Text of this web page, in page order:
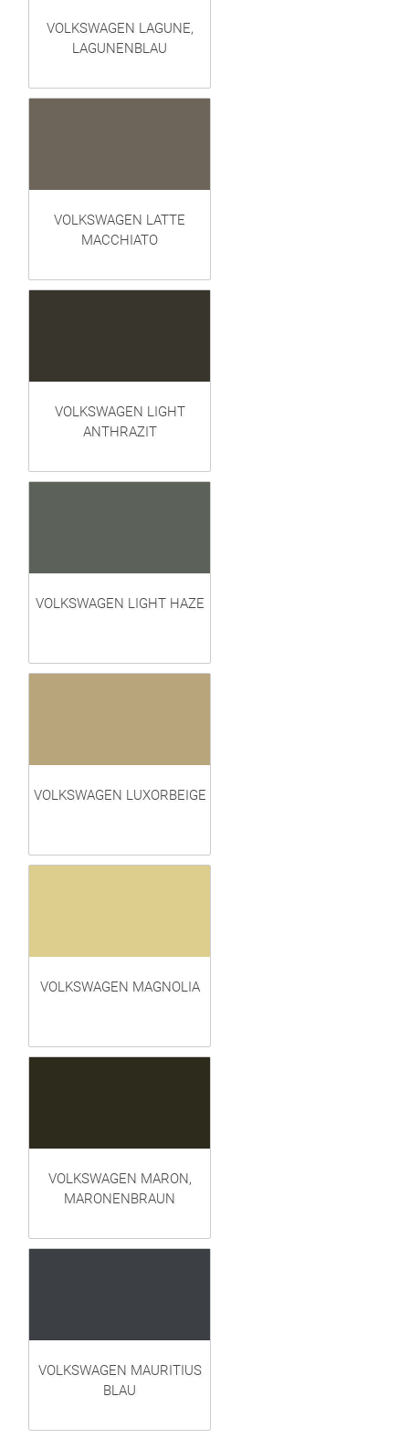
VOLKSWAGEN LAGUNE,
LAGUNENBLAU
VOLKSWAGEN LATTE
MACCHIATO
VOLKSWAGEN LIGHT
ANTHRAZIT
VOLKSWAGEN LIGHT HAZE
VOLKSWAGEN LUXORBEIGE
VOLKSWAGEN MAGNOLIA
VOLKSWAGEN MARON,
MARONENBRAUN
VOLKSWAGEN MAURITIUS
BLAU